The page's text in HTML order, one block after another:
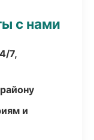
с нами
7,
и